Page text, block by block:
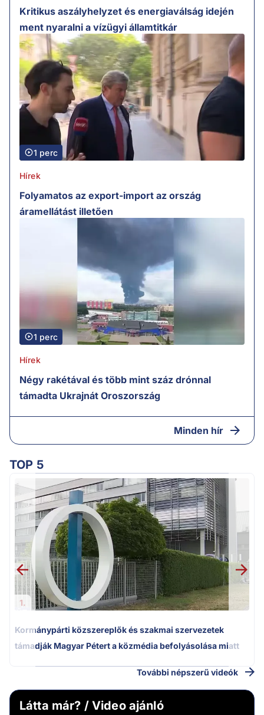
Kritikus aszályhelyzet és energiaválság idején
ment nyaralni a vízügyi államtitkár
1 perc
Hírek
Folyamatos az export-import az ország
áramellátást illetően
1 perc
Hírek
Négy rakétával és több mint száz drónnal
támadta Ukrajnát Oroszország
Minden hír
TOP 5
1.
Kormánypárti közszereplők és szakmai szervezetek
támadják Magyar Pétert a közmédia befolyásolása miatt
További népszerű videók
Látta már? / Video ajánló